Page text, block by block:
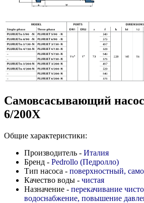
Самовсасывающий
6/200X
Общие характеристики:
Производитель - Италия
Бренд - Pedrollo (Педролло)
Тип насоса - поверхностный,
Качество воды - чистая
Назначение - перекачивание
водоснабжение, повышение